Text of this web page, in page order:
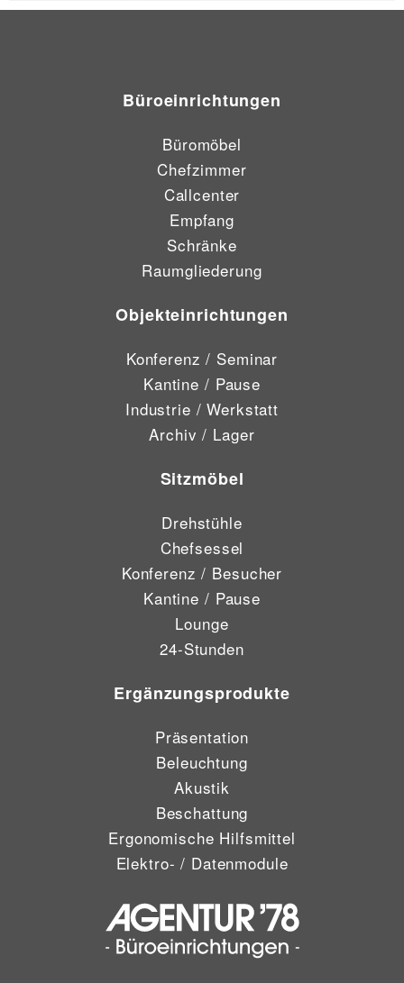
Büroeinrichtungen
Büromöbel
Chefzimmer
Callcenter
Empfang
Schränke
Raumgliederung
Objekteinrichtungen
Konferenz / Seminar
Kantine / Pause
Industrie / Werkstatt
Archiv / Lager
Sitzmöbel
Drehstühle
Chefsessel
Konferenz / Besucher
Kantine / Pause
Lounge
24-Stunden
Ergänzungsprodukte
Präsentation
Beleuchtung
Akustik
Beschattung
Ergonomische Hilfsmittel
Elektro- / Datenmodule